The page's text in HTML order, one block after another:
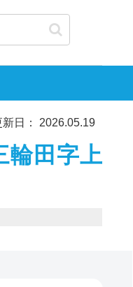
新日： 2026.05.19
輪田字上